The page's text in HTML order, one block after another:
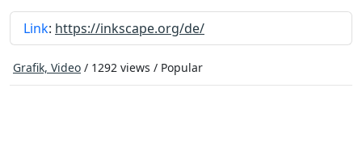
Link: https://inkscape.org/de/
Grafik, Video / 1292 views / Popular